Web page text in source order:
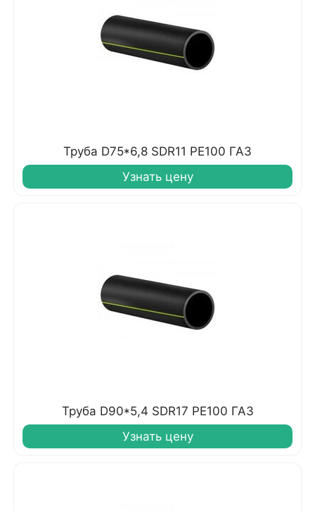
Труба D75*6,8 SDR11 PE100 ГАЗ
Узнать цену
Труба D90*5,4 SDR17 PE100 ГАЗ
Узнать цену